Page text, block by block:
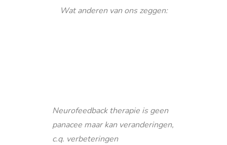
Wat anderen van ons zeggen:
Neurofeedback therapie is geen
panacee maar kan veranderingen,
c.q. verbeteringen